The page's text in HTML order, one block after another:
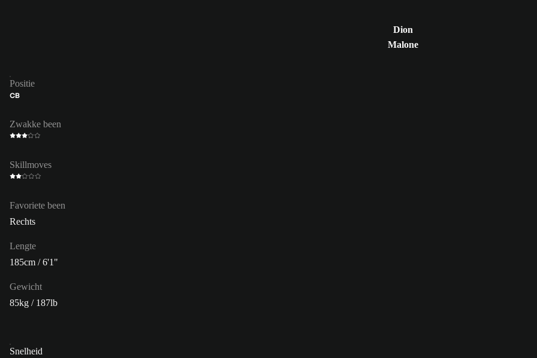
Dion
Malone
Positie
CB
Zwakke been
Skillmoves
Favoriete been
Rechts
Lengte
185cm / 6'1"
Gewicht
85kg / 187lb
Snelheid